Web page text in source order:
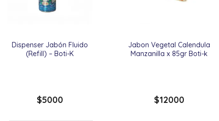
Dispenser Jabón Fluido
(Refill) – Boti-K
$5000
Jabon Vegetal Calendula
Manzanilla x 85gr Boti-k
$12000